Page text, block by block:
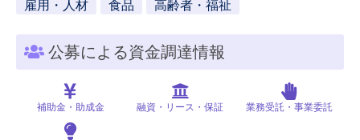
雇用・人材
食品 高齢者・福祉
公募による資金調達情報
補助金・助成金 融資・リース・保証 業務受託・事業委託